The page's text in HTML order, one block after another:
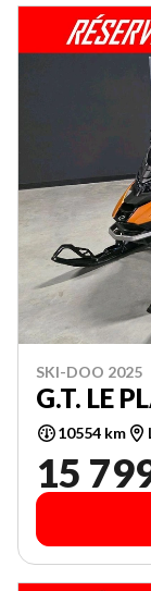
SKI-DOO 2025
G.T. LE
10554 km
15